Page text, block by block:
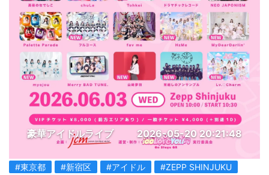
豪華アイドルライブ 2026-05-20 20:21:48
#東京都 #新宿区 #アイドル
#ZEPP SHINJUKU